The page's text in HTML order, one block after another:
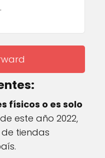
.
físicos o es solo
este año 2022,
tiendas